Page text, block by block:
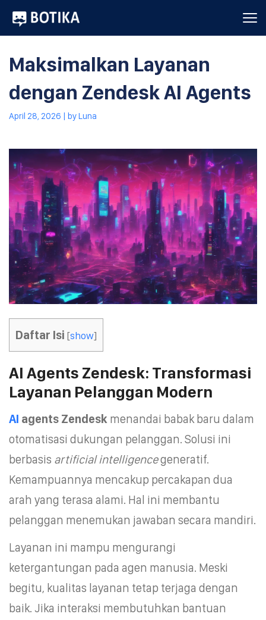
Maksimalkan Layanan
dengan Zendesk AI Agents
April 28, 2026 | byLuna
Daftar Isi [show]
AI Agents Zendesk: Transformasi
Layanan Pelanggan Modern
AI agents Zendesk menandai babak baru dalam
otomatisasi dukungan pelanggan. Solusi ini
berbasis artificial intelligencegeneratif.
Kemampuannya mencakup percakapan dua
arah yang terasa alami. Hal ini membantu
pelanggan menemukan jawaban secara mandiri.
Layanan ini mampu mengurangi
ketergantungan pada agen manusia. Meski
begitu, kualitas layanan tetap terjaga dengan
baik. Jika interaksi membutuhkan bantuan